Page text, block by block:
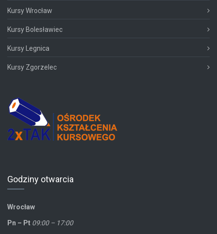
Kursy Wrocław
Kursy Bolesławiec
Kursy Legnica
Kursy Zgorzelec
Godziny otwarcia
Wrocław
Pn – Pt 09:00 – 17:00